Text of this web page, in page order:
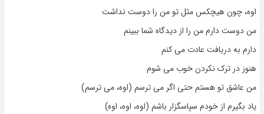
اوه، چون هیچکس مثل تو من را دوست نداشت
من دوست دارم من را از دیدگاه شما ببینم
دارم به دریافت عادت می کنم
هنوز در ترک نکردن خوب می شوم
من عاشق تو هستم حتی اگر می ترسم (اوه، می ترسم)
یاد بگیرم از خودم سپاسگزار باشم (اوه، اوه، اوه)